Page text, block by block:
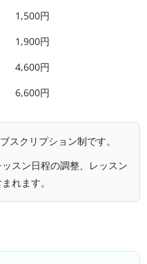
1,500円
1,900円
4,600円
6,600円
スクリプション制です。
スン日程の調整、レッスン
れます。